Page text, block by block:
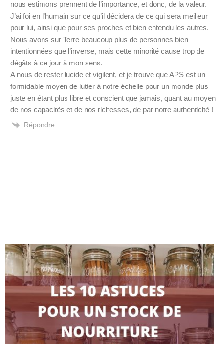
nous estimons prennent de l’importance, et donc, de la valeur.
J’ai foi en l’humain sur ce qu’il décidera de ce qui sera meilleur
pour lui, ainsi que pour ses proches et bien entendu les autres.
Nous avons sur Terre beaucoup plus de personnes bien
intentionnées que l’inverse, mais cette minorité cause trop de
dégâts à ce jour à mon sens.
A nous de rester lucide et vigilent, et je trouve que APS est un
formidable moyen de lutter à notre échelle pour un monde plus
juste en étant plus libre et conscient que jamais, quant au moyen
de nos capacités et de nos richesses, de par notre authenticité !
Répondre